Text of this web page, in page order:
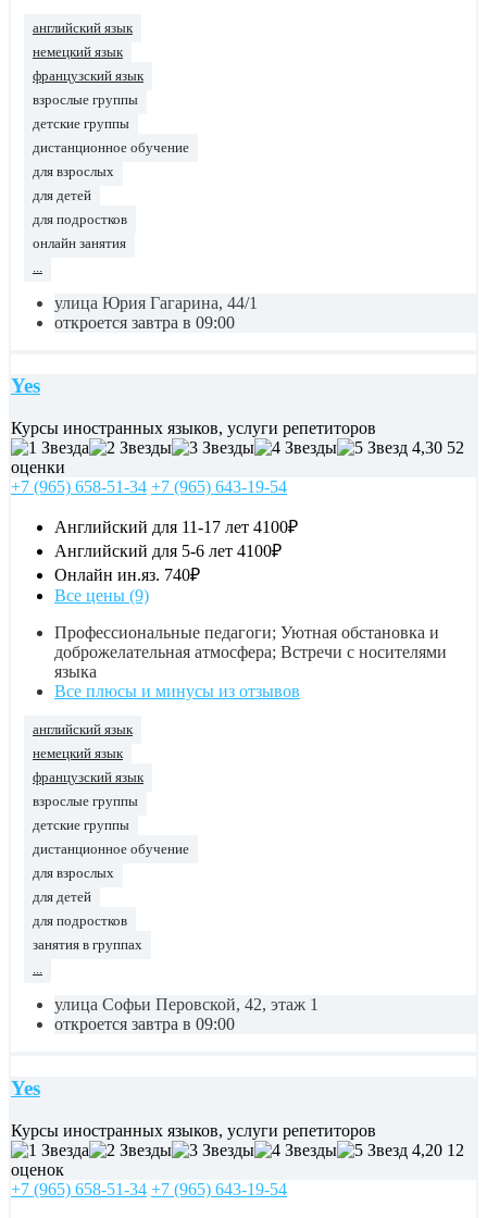
английский язык
немецкий язык
французский язык
взрослые группы
детские группы
дистанционное обучение
для взрослых
для детей
для подростков
онлайн занятия
улица Юрия Гагарина, 44/1
откроется завтра в 09:00
Yes
Курсы иностранных языков, услуги репетиторов
4,30 52
оценки
+7 (965) 658-51-34 +7 (965) 643-19-54
Английский для 11-17 лет 4100₽
Английский для 5-6 лет 4100₽
Онлайн ин.яз. 740₽
Все цены (9)
Профессиональные педагоги; Уютная обстановка и
доброжелательная атмосфера; Встречи с носителями
языка
Все плюсы и минусы из отзывов
английский язык
немецкий язык
французский язык
взрослые группы
детские группы
дистанционное обучение
для взрослых
для детей
для подростков
занятия в группах
...
улица Софьи Перовской, 42, этаж 1
откроется завтра в 09:00
Yes
Курсы иностранных языков, услуги репетиторов
4,20 12
оценок
+7 (965) 658-51-34 +7 (965) 643-19-54